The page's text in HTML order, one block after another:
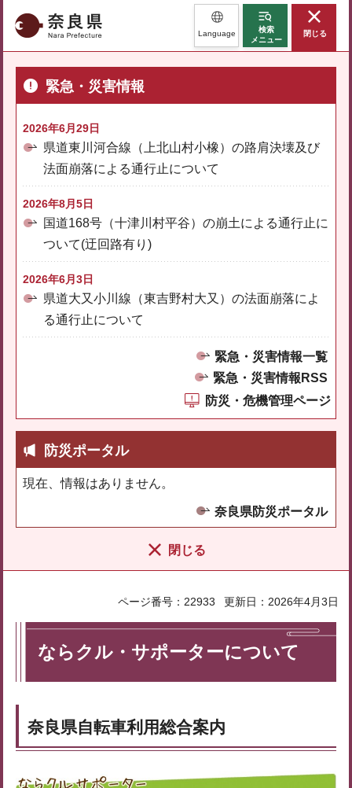
奈良県 Language
検索
メニュー
閉じる
緊急・災害情報
2026年6月29日
県道東川河合線（上北山村小橡）の路肩決壊及び
法面崩落による通行止について
2026年8月5日
国道168号（十津川村平谷）の崩土による通行止に
ついて(迂回路有り)
2026年6月3日
県道大又小川線（東吉野村大又）の法面崩落によ
る通行止について
緊急・災害情報一覧
緊急・災害情報RSS
防災・危機管理ページ
防災ポータル
現在、情報はありません。
奈良県防災ポータル
閉じる
ページ番号：22933 更新日：2026年4月3日
ならクル・サポーターについて
奈良県自転車利用総合案内